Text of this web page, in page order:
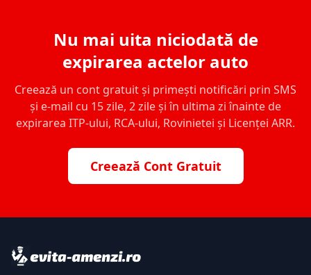
Nu mai uita niciodată de
expirarea actelor auto
Creează un cont gratuit și primești notificări prin SMS
și e-mail cu 15 zile, 2 zile și în ultima zi înainte de
expirarea ITP-ului, RCA-ului, Rovinietei și Licenței ARR.
Creează Cont Gratuit